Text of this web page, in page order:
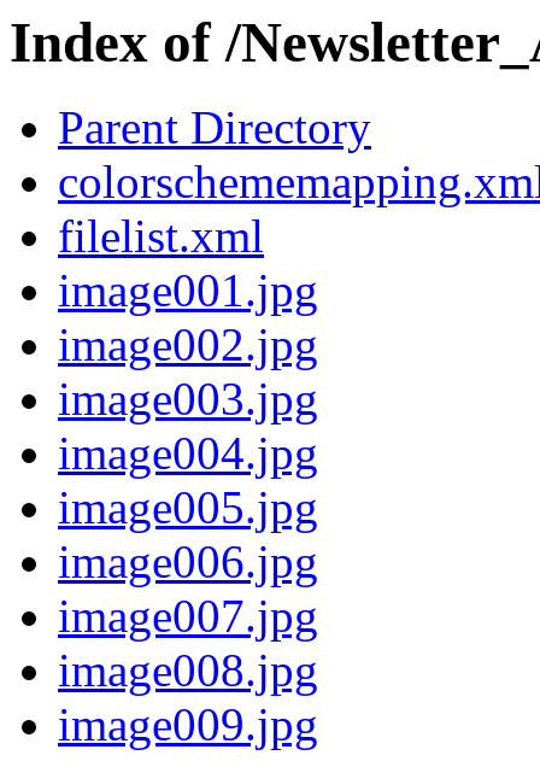
Index of /
Parent Directory
filelist.xml
image001.jpg
image002.jpg
image003.jpg
image004.jpg
image005.jpg
image006.jpg
image007.jpg
image008.jpg
image009.jpg